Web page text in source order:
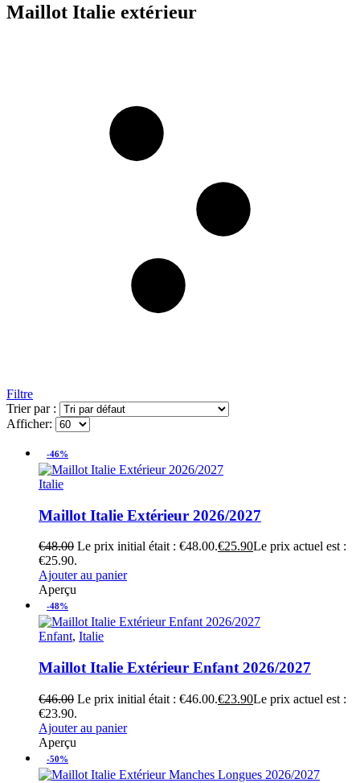
Maillot Italie extérieur
Filtre
Trier par :
Afficher:
-46%
Italie
Maillot Italie Extérieur 2026/2027
€48.00 Le prix initial était : €48.00.€25.90Le prix actuel est :
€25.90.
Ajouter au panier
Aperçu
-48%
Enfant, Italie
Maillot Italie Extérieur Enfant 2026/2027
€46.00 Le prix initial était : €46.00.€23.90Le prix actuel est :
€23.90.
Ajouter au panier
Aperçu
-50%